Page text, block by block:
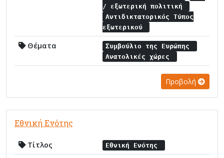
/ εξωτερική πολιτική
Αντιδικτατορικός Τύπος
εξωτερικού
Θέματα
Συμβούλιο της Ευρώπης
Ανατολικές χώρες
Προβολή
Εθνική Ενότης
Τίτλος Εθνική Ενότης